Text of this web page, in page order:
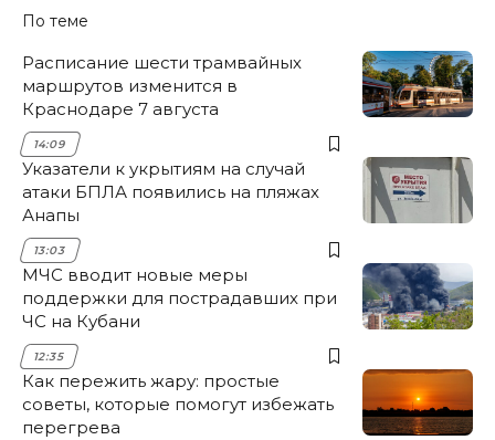
По теме
Расписание шести трамвайных
маршрутов изменится в
Краснодаре 7 августа
14:09
Указатели к укрытиям на случай
атаки БПЛА появились на пляжах
Анапы
13:03
МЧС вводит новые меры
поддержки для пострадавших при
ЧС на Кубани
12:35
Как пережить жару: простые
советы, которые помогут избежать
перегрева